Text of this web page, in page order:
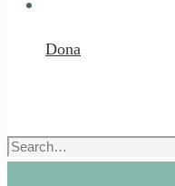
Dona
Search